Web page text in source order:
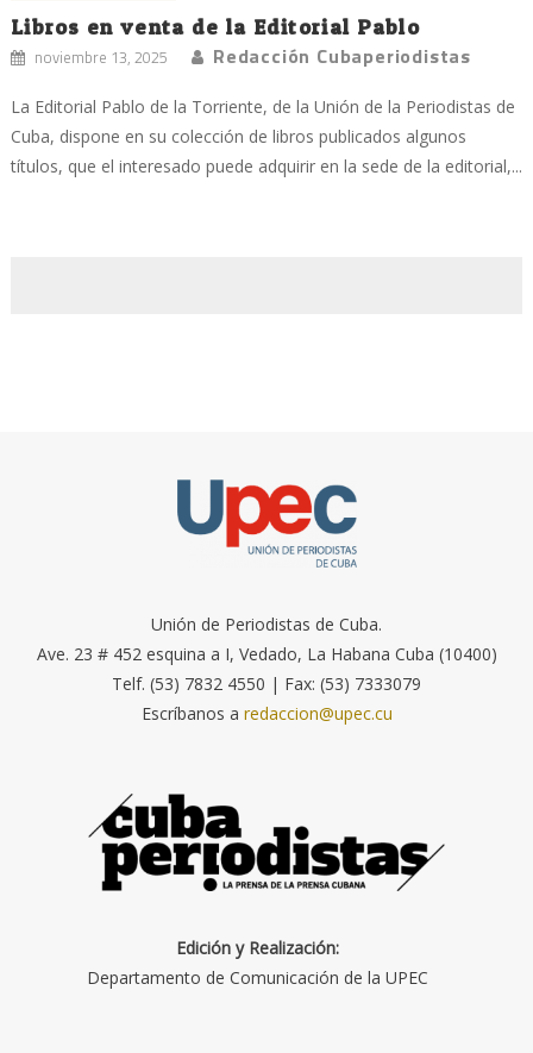
Libros en venta de la Editorial Pablo
noviembre 13, 2025 Redacción Cubaperiodistas
La Editorial Pablo de la Torriente, de la Unión de la Periodistas de
Cuba, dispone en su colección de libros publicados algunos
títulos, que el interesado puede adquirir en la sede de la editorial,...
Unión de Periodistas de Cuba.
Ave. 23 # 452 esquina a I, Vedado, La Habana Cuba (10400)
Telf. (53) 7832 4550 | Fax: (53) 7333079
Escríbanos a redaccion@upec.cu
Edición y Realización:
Departamento de Comunicación de la UPEC